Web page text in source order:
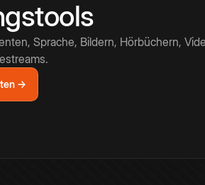
Sprache, Bildern, Hörbüchern,
→